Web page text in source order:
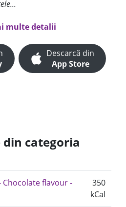
multe detalii
Descarcă din
App Store
categoria
flavour -
350
kCal